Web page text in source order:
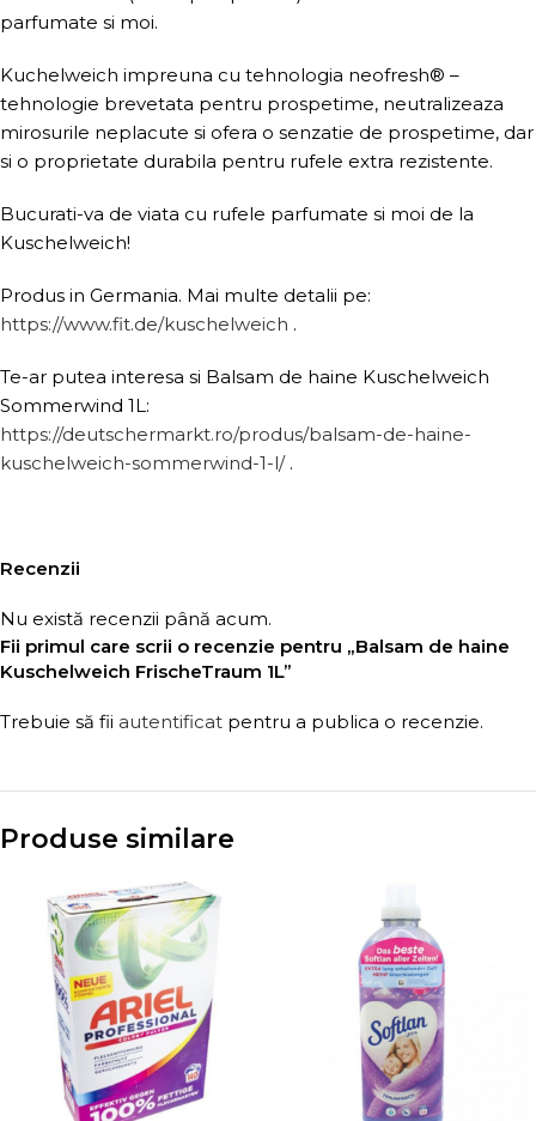
parfumate si moi.
Kuchelweich impreuna cu tehnologia neofresh® –
tehnologie brevetata pentru prospetime, neutralizeaza
mirosurile neplacute si ofera o senzatie de prospetime, dar
si o proprietate durabila pentru rufele extra rezistente.
Bucurati-va de viata cu rufele parfumate si moi de la
Kuschelweich!
Produs in Germania. Mai multe detalii pe:
https://www.fit.de/kuschelweich .
Te-ar putea interesa si Balsam de haine Kuschelweich
Sommerwind 1L:
https://deutschermarkt.ro/produs/balsam-de-haine-
kuschelweich-sommerwind-1-l/.
Recenzii
Nu există recenzii până acum.
Fii primul care scrii o recenzie pentru „Balsam de haine
Kuschelweich FrischeTraum 1L”
Trebuie să fii autentificat pentru a publica o recenzie.
Produse similare